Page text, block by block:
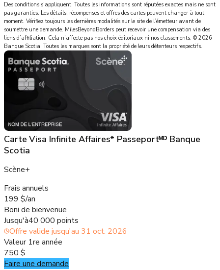
Des conditions s’appliquent. Toutes les informations sont réputées exactes mais ne sont
pas garanties. Les détails, récompenses et offres des cartes peuvent changer à tout
moment. Vérifiez toujours les dernières modalités sur le site de l’émetteur avant de
soumettre une demande. MilesBeyondBorders peut recevoir une compensation via des
liens d’affiliation. Cela n’affecte pas nos choix éditoriaux ni nos classements. © 2026
Banque Scotia. Toutes les marques sont la propriété de leurs détenteurs respectifs.
Carte Visa Infinite Affaires* Passeportᴹᴰ Banque
Scotia
Scène+
Frais annuels
199 $/an
Boni de bienvenue
Jusqu'à40 000 points
Offre valide jusqu'au 31 oct. 2026
Valeur 1re année
750 $
Faire une demande